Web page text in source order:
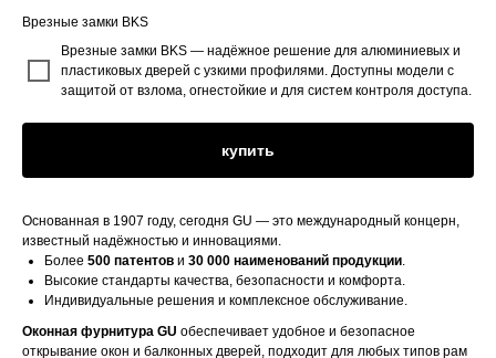
Врезные замки BKS
Врезные замки BKS — надёжное решение для алюминиевых и
пластиковых дверей с узкими профилями. Доступны модели с
защитой от взлома, огнестойкие и для систем контроля доступа.
купить
Основанная в 1907 году, сегодня GU — это международный концерн,
известный надёжностью и инновациями.
Более 500 патентов и 30 000 наименований продукции.
Высокие стандарты качества, безопасности и комфорта.
Индивидуальные решения и комплексное обслуживание.
Оконная фурнитура GU обеспечивает удобное и безопасное
открывание окон и балконных дверей, подходит для любых типов рам